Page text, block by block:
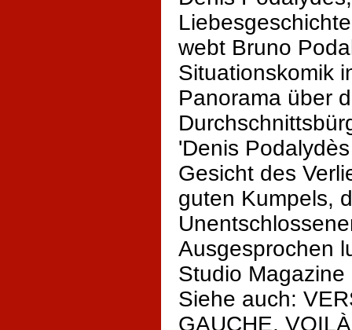
webt Bruno
Situationskomik
Panorama über
'Denis
Gesicht des
guten Kumpels,
Ausgesprochen
Studio Magazine
Siehe auch:
GAUCHE, VOILÀ